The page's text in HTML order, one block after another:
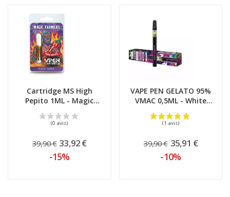
Cartridge MS High
Pepito 1ML - Magic
Farmers
39,90 € 33,92 €
-15%
VAPE PEN GELATO 95%
VMAC 0,5ML - White
Rabbit
39,90 € 35,91 €
-10%